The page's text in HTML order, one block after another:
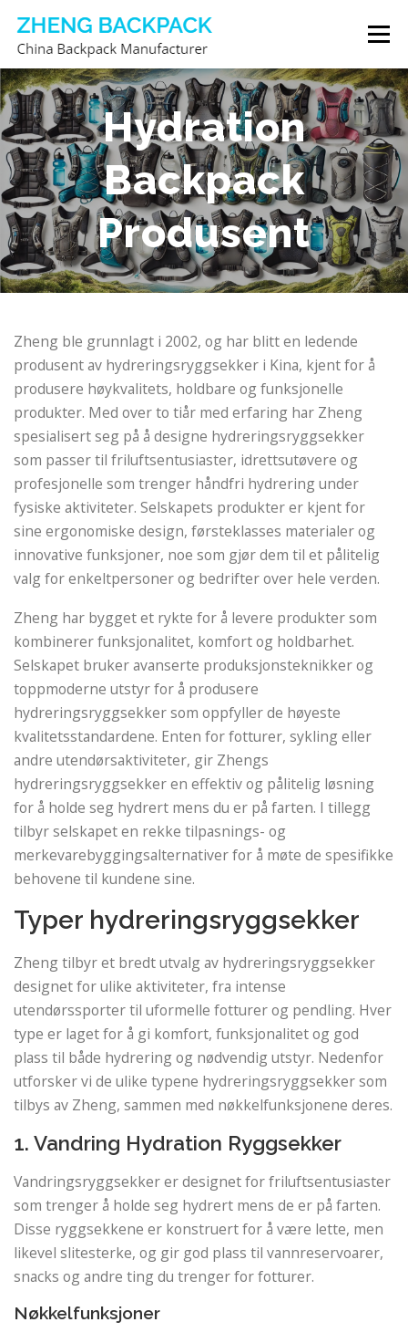
innhold
Meny
RYGGSEKKPRODUSENT OM OSS KONTAKT OSS
Hydration
Backpack
Produsent
Zheng ble grunnlagt i 2002, og har blitt en ledende
produsent av hydreringsryggsekker i Kina, kjent for å
produsere høykvalitets, holdbare og funksjonelle
produkter. Med over to tiår med erfaring har Zheng
spesialisert seg på å designe hydreringsryggsekker
som passer til friluftsentusiaster, idrettsutøvere og
profesjonelle som trenger håndfri hydrering under
fysiske aktiviteter. Selskapets produkter er kjent for
sine ergonomiske design, førsteklasses materialer og
innovative funksjoner, noe som gjør dem til et pålitelig
valg for enkeltpersoner og bedrifter over hele verden.
Zheng har bygget et rykte for å levere produkter som
kombinerer funksjonalitet, komfort og holdbarhet.
Selskapet bruker avanserte produksjonsteknikker og
toppmoderne utstyr for å produsere
hydreringsryggsekker som oppfyller de høyeste
kvalitetsstandardene. Enten for fotturer, sykling eller
andre utendørsaktiviteter, gir Zhengs
hydreringsryggsekker en effektiv og pålitelig løsning
for å holde seg hydrert mens du er på farten. I tillegg
tilbyr selskapet en rekke tilpasnings- og
merkevarebyggingsalternativer for å møte de spesifikke
behovene til kundene sine.
Typer hydreringsryggsekker
Zheng tilbyr et bredt utvalg av hydreringsryggsekker
designet for ulike aktiviteter, fra intense
utendørssporter til uformelle fotturer og pendling. Hver
type er laget for å gi komfort, funksjonalitet og god
plass til både hydrering og nødvendig utstyr. Nedenfor
utforsker vi de ulike typene hydreringsryggsekker som
tilbys av Zheng, sammen med nøkkelfunksjonene deres.
1. Vandring Hydration Ryggsekker
Vandringsryggsekker er designet for friluftsentusiaster
som trenger å holde seg hydrert mens de er på farten.
Disse ryggsekkene er konstruert for å være lette, men
likevel slitesterke, og gir god plass til vannreservoarer,
snacks og andre ting du trenger for fotturer.
Nøkkelfunksjoner